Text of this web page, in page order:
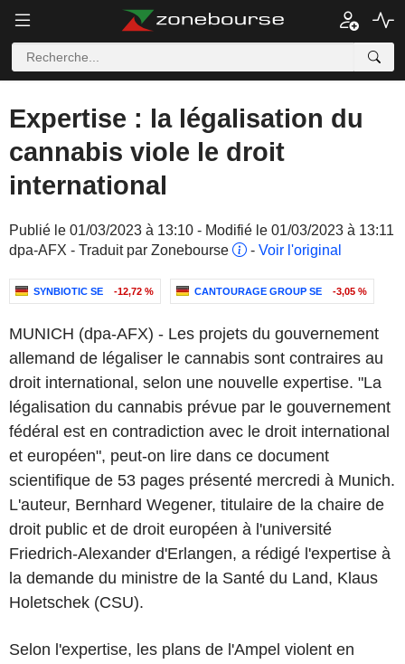
Expertise : la légalisation du
cannabis viole le droit
international
Publié le 01/03/2023 à 13:10 - Modifié le 01/03/2023 à 13:11
dpa-AFX - Traduit par Zonebourse
- Voir l'original
SYNBIOTIC SE -12,72 % CANTOURAGE GROUP SE -3,05 %
MUNICH (dpa-AFX) - Les projets du gouvernement
allemand de légaliser le cannabis sont contraires au
droit international, selon une nouvelle expertise. "La
légalisation du cannabis prévue par le gouvernement
fédéral est en contradiction avec le droit international
et européen", peut-on lire dans ce document
scientifique de 53 pages présenté mercredi à Munich.
L'auteur, Bernhard Wegener, titulaire de la chaire de
droit public et de droit européen à l'université
Friedrich-Alexander d'Erlangen, a rédigé l'expertise à
la demande du ministre de la Santé du Land, Klaus
Holetschek (CSU).
Selon l'expertise, les plans de l'Ampel violent en